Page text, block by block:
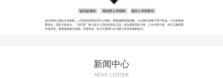
新闻中心
NEWS CENTER